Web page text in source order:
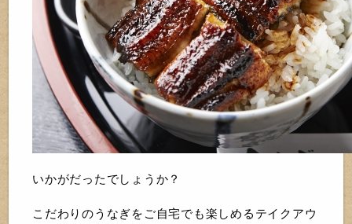
いかがだったでしょうか？
こだわりのうなぎをご自宅でも楽しめるテイクアウ